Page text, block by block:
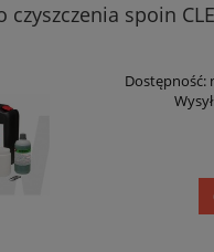
czyszczenia spoin
Dostępność: